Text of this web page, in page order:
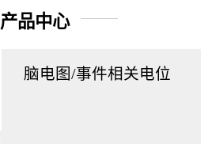
产品中心
脑电图/事件相关电位